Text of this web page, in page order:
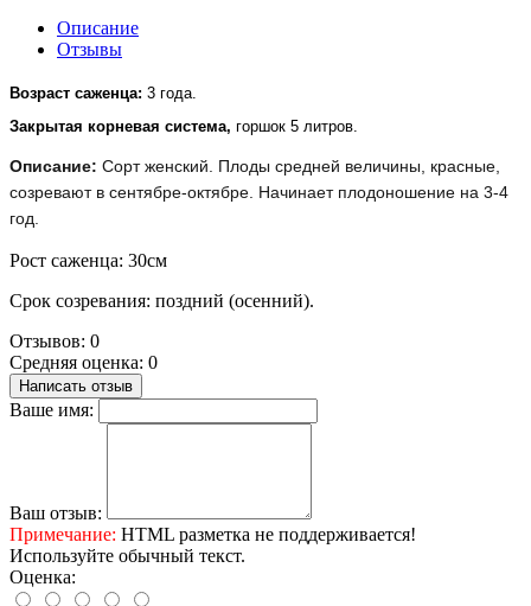
Описание
Отзывы
Возраст саженца: 3 года.
Закрытая корневая система, горшок 5 литров.
Описание: Сорт женский. Плоды средней величины, красные,
созревают в сентябре-октябре. Начинает плодоношение на 3-4
год.
Рост саженца: 30см
Срок созревания: поздний (осенний).
Отзывов: 0
Средняя оценка: 0
Написать отзыв
Ваше имя:
Ваш отзыв:
Примечание: HTML разметка не поддерживается!
Используйте обычный текст.
Оценка: